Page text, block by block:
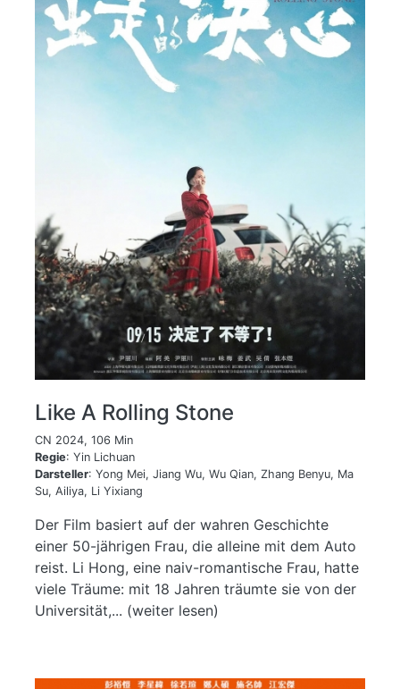
Like A Rolling Stone
CN 2024, 106 Min
Regie: Yin Lichuan
Darsteller: Yong Mei, Jiang Wu, Wu Qian, Zhang Benyu, Ma
Su, Ailiya, Li Yixiang
Der Film basiert auf der wahren Geschichte
einer 50-jährigen Frau, die alleine mit dem Auto
reist. Li Hong, eine naiv-romantische Frau, hatte
viele Träume: mit 18 Jahren träumte sie von der
Universität,... (weiter lesen)